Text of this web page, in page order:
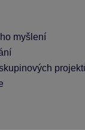
myšlení